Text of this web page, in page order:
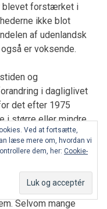
blevet forstærket i
ikke blot
af udenlandsk
er voksende.
og
i dagliglivet
det efter 1975
i større eller mindre
fabrikslukninger,
Selvom mange
Ved at fortsætte,
læse mere om, hvordan vi
dem, her: Cookie-